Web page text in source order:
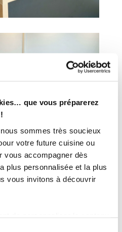
que vous préparerez
sommes très soucieux
votre future cuisine ou
vous accompagner dès
plus personnalisée et la plus
vous invitons à découvrir